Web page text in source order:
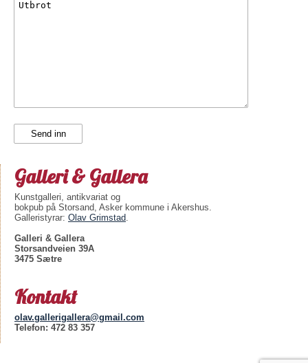
Galleri & Gallera
Kunstgalleri, antikvariat og
bokpub på Storsand, Asker kommune i Akershus.
Galleristyrar: Olav Grimstad.
Galleri & Gallera
Storsandveien 39A
3475 Sætre
Kontakt
olav.gallerigallera@gmail.com
Telefon: 472 83 357